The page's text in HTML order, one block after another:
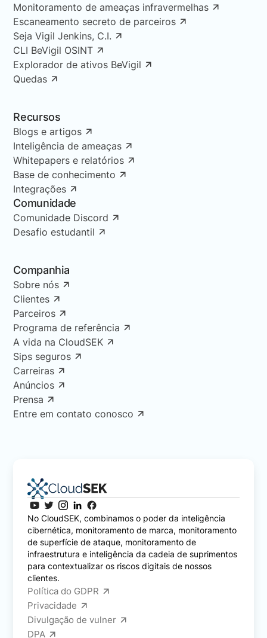
Monitoramento de ameaças infravermelhas
Escaneamento secreto de parceiros
Seja Vigil Jenkins, C.I.
CLI BeVigil OSINT
Explorador de ativos BeVigil
Quedas
Recursos
Blogs e artigos
Inteligência de ameaças
Whitepapers e relatórios
Base de conhecimento
Integrações
Comunidade
Comunidade Discord
Desafio estudantil
Companhia
Sobre nós
Clientes
Parceiros
Programa de referência
A vida na CloudSEK
Sips seguros
Carreiras
Anúncios
Prensa
Entre em contato conosco
No CloudSEK, combinamos o poder da inteligência
cibernética, monitoramento de marca, monitoramento
de superfície de ataque, monitoramento de
infraestrutura e inteligência da cadeia de suprimentos
para contextualizar os riscos digitais de nossos
clientes.
Política do GDPR
Privacidade
Divulgação de vulner
DPA